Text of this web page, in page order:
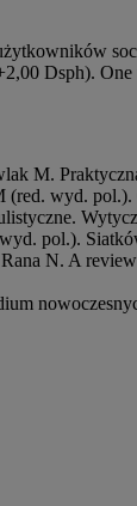
Dsph).
M.
(red. wyd.
pol.).
N. A